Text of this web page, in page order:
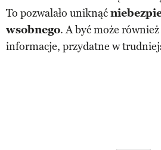
To pozwalało uniknąć
wsobnego. A być może
informacje, przydatne w